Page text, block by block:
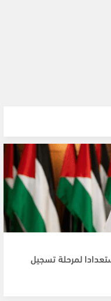
لمرحلة تسجيل